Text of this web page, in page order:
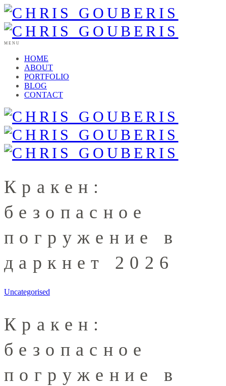
MENU
HOME
ABOUT
PORTFOLIO
BLOG
CONTACT
Кракен:
безопасное
погружение в
даркнет 2026
Uncategorised
Кракен:
безопасное
погружение в